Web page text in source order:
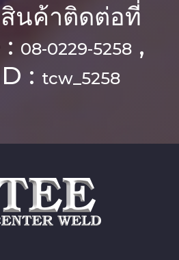
นค้าติดต่อที่
08-0229-5258,
: tcw_5258